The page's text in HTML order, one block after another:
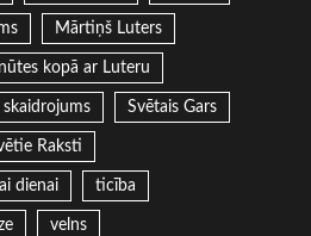
Mārtiņš Luters
kopā ar Luteru
skaidrojums Svētais Gars
Raksti
dienai ticība
velns